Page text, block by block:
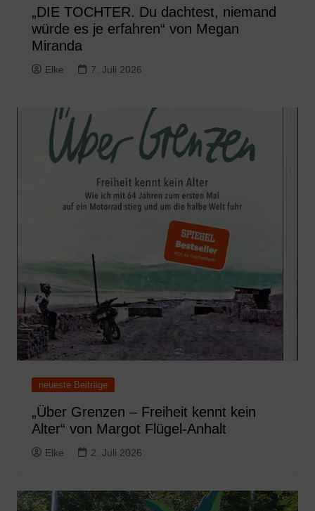
„DIE TOCHTER. Du dachtest, niemand
würde es je erfahren“ von Megan
Miranda
Elke 7. Juli 2026
neueste Beiträge
„Über Grenzen – Freiheit kennt kein
Alter“ von Margot Flügel-Anhalt
Elke 2. Juli 2026